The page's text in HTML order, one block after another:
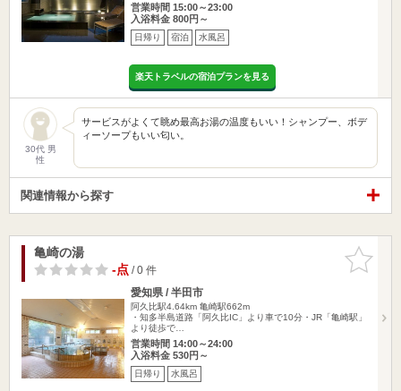
営業時間 15:00～23:00
入浴料金 800円～
日帰り 宿泊 水風呂
楽天トラベルの宿泊プランを見る
30代 男
性
サービスがよくて眺め最高お湯の温度もいい！シャンプー、ボデ
ィーソープもいい匂い。
関連情報から探す
お気に入
りに追加
亀崎の湯
-点/ 0 件
愛知県 / 半田市
阿久比駅4.64km 亀崎駅662m
・知多半島道路「阿久比IC」より車で10分・JR「亀崎駅」
より徒歩で…
営業時間 14:00～24:00
入浴料金 530円～
日帰り 水風呂